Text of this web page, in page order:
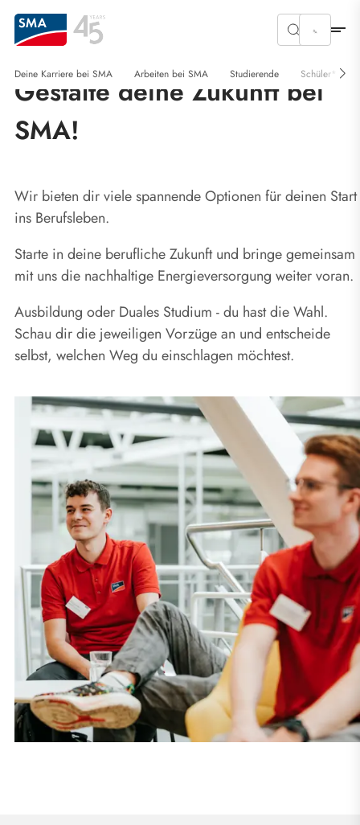
Deine Karriere bei SMA Arbeiten bei SMA Studierende Schüler*innen
Gestalte deine Zukunft bei
SMA!
Wir bieten dir viele spannende Optionen für deinen Start
ins Berufsleben.
Starte in deine berufliche Zukunft und bringe gemeinsam
mit uns die nachhaltige Energieversorgung weiter voran.
Ausbildung oder Duales Studium - du hast die Wahl.
Schau dir die jeweiligen Vorzüge an und entscheide
selbst, welchen Weg du einschlagen möchtest.